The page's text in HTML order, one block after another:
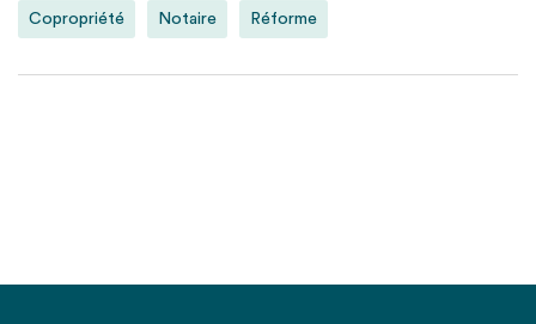
Copropriété Notaire Réforme